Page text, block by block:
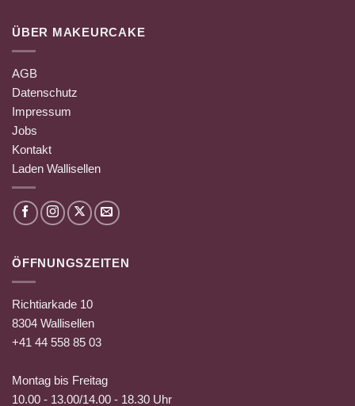
ÜBER MAKEURCAKE
AGB
Datenschutz
Impressum
Jobs
Kontakt
Laden Wallisellen
ÖFFNUNGSZEITEN
Richtiarkade 10
8304 Wallisellen
+41 44 558 85 03
Montag bis Freitag
10.00 - 13.00/14.00 - 18.30 Uhr